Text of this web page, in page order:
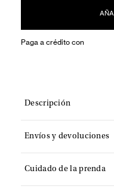
Paga a crédito con
Descripción
Envíos y devoluciones
Cuidado de la prenda